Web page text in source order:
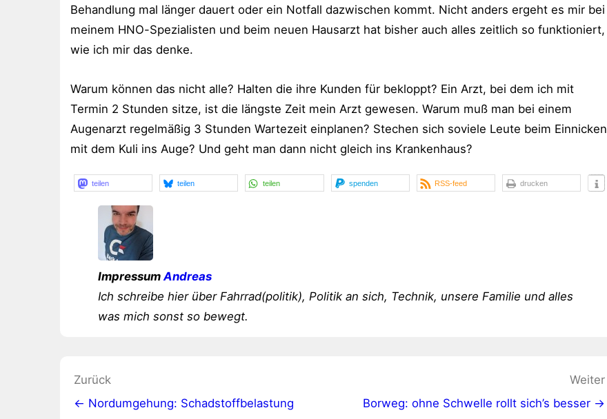
Behandlung mal länger dauert oder ein Notfall dazwischen kommt. Nicht anders ergeht es mir bei
meinem HNO-Spezialisten und beim neuen Hausarzt hat bisher auch alles zeitlich so funktioniert,
wie ich mir das denke.
Warum können das nicht alle? Halten die ihre Kunden für bekloppt? Ein Arzt, bei dem ich mit
Termin 2 Stunden sitze, ist die längste Zeit mein Arzt gewesen. Warum muß man bei einem
Augenarzt regelmäßig 3 Stunden Wartezeit einplanen? Stechen sich soviele Leute beim Einnicken
mit dem Kuli ins Auge? Und geht man dann nicht gleich ins Krankenhaus?
teilen teilen teilen spenden RSS-feed drucken
Impressum Andreas
Ich schreibe hier über Fahrrad(politik), Politik an sich, Technik, unsere Familie und alles
was mich sonst so bewegt.
Beitragsnavigation
Zurück
← Nordumgehung: Schadstoffbelastung
Weiter
Borweg: ohne Schwelle rollt sich’s besser →